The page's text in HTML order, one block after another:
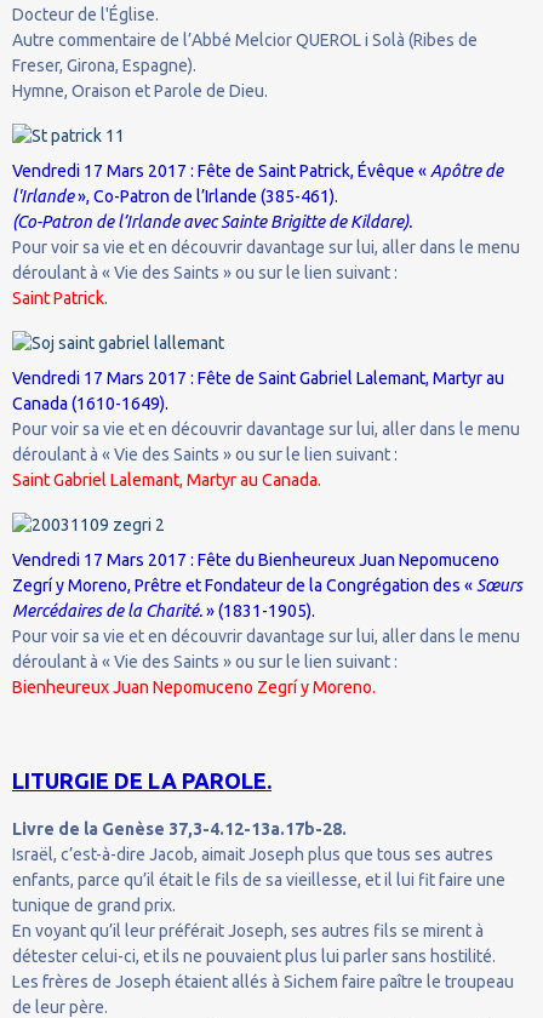
Docteur de l'Église.
Autre commentaire de l’Abbé Melcior QUEROL i Solà (Ribes de
Freser, Girona, Espagne).
Hymne, Oraison et Parole de Dieu.
Vendredi 17 Mars 2017 : Fête de Saint Patrick, Évêque « Apôtre de
l'Irlande», Co-Patron de l’Irlande (385-461).
(Co-Patron de l’Irlande avecSainte Brigitte de Kildare).
Pour voir sa vie et en découvrir davantage sur lui, aller dans le menu
déroulant à « Vie des Saints » ou sur le lien suivant :
Saint Patrick.
Vendredi 17 Mars 2017 : Fête de Saint Gabriel Lalemant, Martyr au
Canada (1610-1649).
Pour voir sa vie et en découvrir davantage sur lui, aller dans le menu
déroulant à « Vie des Saints » ou sur le lien suivant :
Saint Gabriel Lalemant, Martyr au Canada.
Vendredi 17 Mars 2017 : Fête du Bienheureux Juan Nepomuceno
Zegrí y Moreno, Prêtre et Fondateur de la Congrégation des « Sœurs
Mercédaires de la Charité.» (1831-1905).
Pour voir sa vie et en découvrir davantage sur lui, aller dans le menu
déroulant à « Vie des Saints » ou sur le lien suivant :
Bienheureux Juan Nepomuceno Zegrí y Moreno.
LITURGIE DE LA PAROLE.
Livre de la Genèse 37,3-4.12-13a.17b-28.
Israël, c’est-à-dire Jacob, aimait Joseph plus que tous ses autres
enfants, parce qu’il était le fils de sa vieillesse, et il lui fit faire une
tunique de grand prix.
En voyant qu’il leur préférait Joseph, ses autres fils se mirent à
détester celui-ci, et ils ne pouvaient plus lui parler sans hostilité.
Les frères de Joseph étaient allés à Sichem faire paître le troupeau
de leur père.